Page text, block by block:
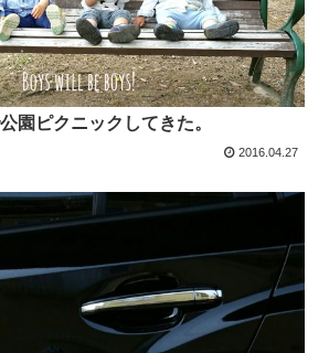
園ピクニックしてきた。
2016.04.27